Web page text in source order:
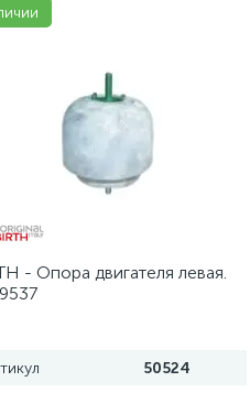
- Опора двигателя левая.
50524